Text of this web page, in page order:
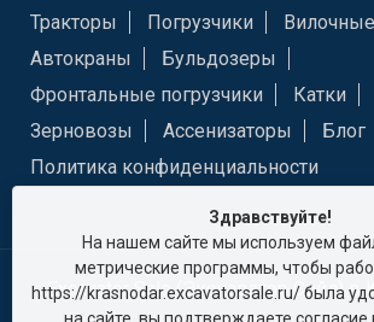
Тракторы
Погрузчики
Автокраны
Бульдозеры
Фронтальные погрузчики
Катки
Зерновозы
Ассенизаторы
Блог
Политика конфиденциальности
Excavator Sale (Экскаватор Сейл) в
Здравствуйте!
На нашем сайте мы используем
метрические программы, чтобы
https://krasnodar.excavatorsale.ru/ была